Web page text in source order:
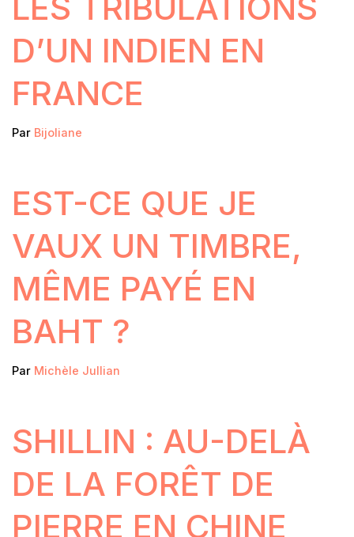
D’UN INDIEN EN
FRANCE
Par Bijoliane
EST-CE QUE JE
VAUX UN TIMBRE,
MÊME PAYÉ EN
BAHT ?
Par Michèle Jullian
SHILLIN : AU-DELÀ
DE LA FORÊT DE
PIERRE EN CHINE